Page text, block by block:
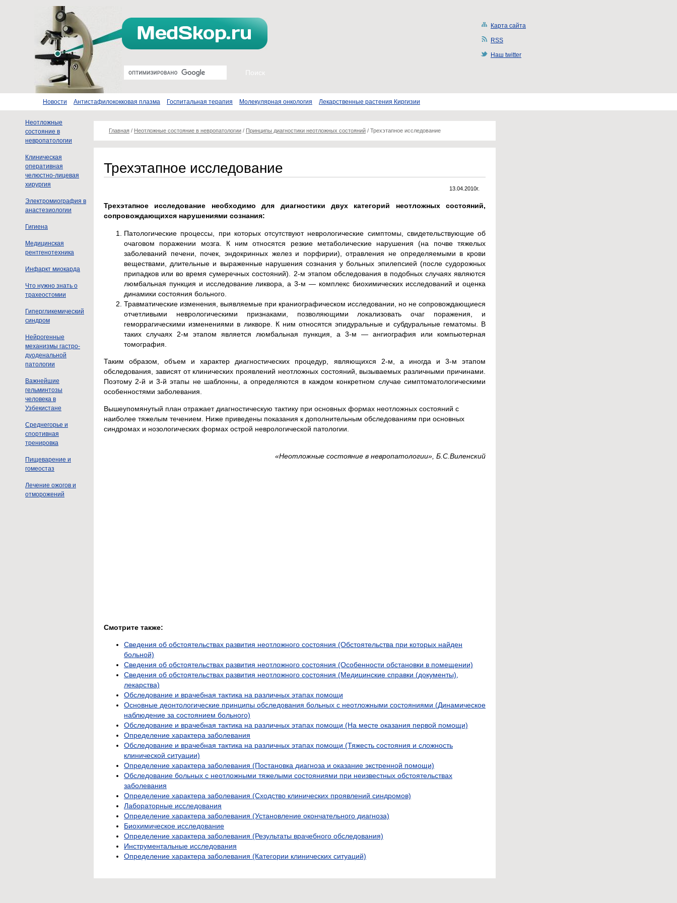
Карта сайта
RSS
Наш twitter
Новости Антистафилококковая плазма Госпитальная терапия Молекулярная онкология Лекарственные растения Киргизии
Неотложные
состояние в
невропатологии
Клиническая
оперативная
челюстно-лицевая
хирургия
Электромиография в
анастезиологии
Гигиена
Медицинская
рентгенотехника
Инфаркт миокарда
Что нужно знать о
трахеостомии
Гипергликемический
синдром
Нейрогенные
механизмы гастро-
дуоденальной
патологии
Важнейшие
гельминтозы
человека в
Узбекистане
Среднегорье и
спортивная
тренировка
Пищеварение и
гомеостаз
Лечение ожогов и
отморожений
Главная / Неотложные состояние в невропатологии / Принципы диагностики неотложных состояний / Трехэтапное исследование
Трехэтапное исследование
13.04.2010г.
Трехэтапное исследование необходимо для диагностики двух категорий неотложных состояний,
сопровождающихся нарушениями сознания:
Патологические процессы, при которых отсутствуют неврологические симптомы, свидетельствующие об
очаговом поражении мозга. К ним относятся резкие метаболические нарушения (на почве тяжелых
заболеваний печени, почек, эндокринных желез и порфирии), отравления не определяемыми в крови
веществами, длительные и выраженные нарушения сознания у больных эпилепсией (после судорожных
припадков или во время сумеречных состояний). 2-м этапом обследования в подобных случаях являются
люмбальная пункция и исследование ликвора, а 3-м — комплекс биохимических исследований и оценка
динамики состояния больного.
Травматические изменения, выявляемые при краниографическом исследовании, но не сопровождающиеся
отчетливыми неврологическими признаками, позволяющими локализовать очаг поражения, и
геморрагическими изменениями в ликворе. К ним относятся эпидуральные и субдуральные гематомы. В
таких случаях 2-м этапом является люмбальная пункция, а 3-м — ангиография или компьютерная
томография.
Таким образом, объем и характер диагностических процедур, являющихся 2-м, а иногда и 3-м этапом
обследования, зависят от клинических проявлений неотложных состояний, вызываемых различными причинами.
Поэтому 2-й и 3-й этапы не шаблонны, а определяются в каждом конкретном случае симптоматологическими
особенностями заболевания.
Вышеупомянутый план отражает диагностическую тактику при основных формах неотложных состояний с
наиболее тяжелым течением. Ниже приведены показания к дополнительным обследованиям при основных
синдромах и нозологических формах острой неврологической патологии.
«Неотложные состояние в невропатологии», Б.С.Виленский
Смотрите также:
Сведения об обстоятельствах развития неотложного состояния (Обстоятельства при которых найден
больной)
Сведения об обстоятельствах развития неотложного состояния (Особенности обстановки в помещении)
Сведения об обстоятельствах развития неотложного состояния (Медицинские справки (документы),
лекарства)
Обследование и врачебная тактика на различных этапах помощи
Основные деонтологические принципы обследования больных с неотложными состояниями (Динамическое
наблюдение за состоянием больного)
Обследование и врачебная тактика на различных этапах помощи (На месте оказания первой помощи)
Определение характера заболевания
Обследование и врачебная тактика на различных этапах помощи (Тяжесть состояния и сложность
клинической ситуации)
Определение характера заболевания (Постановка диагноза и оказание экстренной помощи)
Обследование больных с неотложными тяжелыми состояниями при неизвестных обстоятельствах
заболевания
Определение характера заболевания (Сходство клинических проявлений синдромов)
Лабораторные исследования
Определение характера заболевания (Установление окончательного диагноза)
Биохимическое исследование
Определение характера заболевания (Результаты врачебного обследования)
Инструментальные исследования
Определение характера заболевания (Категории клинических ситуаций)